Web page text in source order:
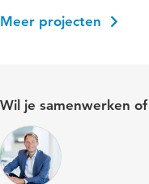
Meer projecten
Wil je samenwerken